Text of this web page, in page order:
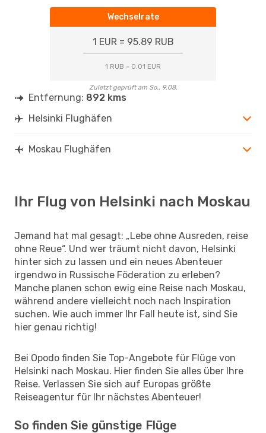
Wechselrate
1 EUR = 95.89 RUB
1 RUB = 0.01 EUR
Zuletzt geprüft am So., 9.08.
Entfernung: 892 kms
Helsinki Flughäfen
Moskau Flughäfen
Ihr Flug von Helsinki nach Moskau
Jemand hat mal gesagt: „Lebe ohne Ausreden, reise
ohne Reue“. Und wer träumt nicht davon, Helsinki
hinter sich zu lassen und ein neues Abenteuer
irgendwo in Russische Föderation zu erleben?
Manche planen schon ewig eine Reise nach Moskau,
während andere vielleicht noch nach Inspiration
suchen. Wie auch immer Ihr Fall heute ist, sind Sie
hier genau richtig!
Bei Opodo finden Sie Top-Angebote für Flüge von
Helsinki nach Moskau. Hier finden Sie alles über Ihre
Reise. Verlassen Sie sich auf Europas größte
Reiseagentur für Ihr nächstes Abenteuer!
So finden Sie günstige Flüge